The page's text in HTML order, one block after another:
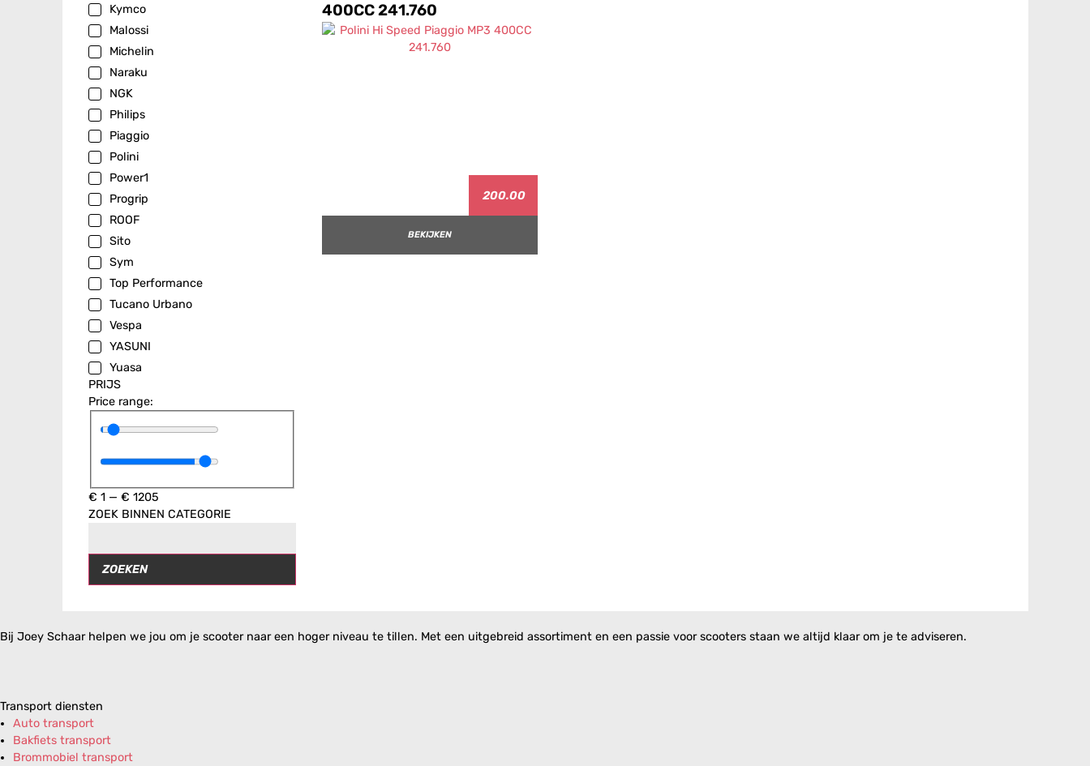
Kymco
Malossi
Michelin
Naraku
NGK
Philips
Piaggio
Polini
Power1
Progrip
ROOF
Sito
Sym
Top Performance
Tucano Urbano
Vespa
YASUNI
Yuasa
PRIJS
Price range:
€ 1 — € 1205
ZOEK BINNEN CATEGORIE
ZOEKEN
400CC 241.760
200.00
BEKIJKEN
Bij Joey Schaar helpen we jou om je scooter naar een hoger niveau te tillen. Met een uitgebreid assortiment en een passie voor scooters staan we altijd klaar om je te adviseren.
Transport diensten
Auto transport
Bakfiets transport
Brommobiel transport